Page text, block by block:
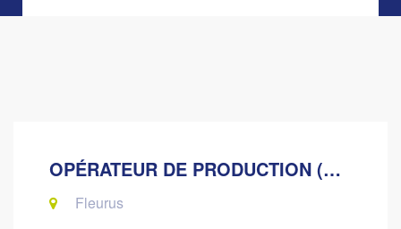
OPÉRATEUR DE PRODUCTION (H/F/X - CDI)
Fleurus